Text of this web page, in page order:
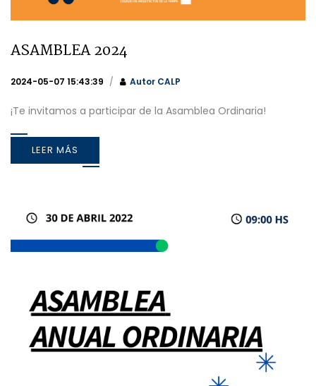
ASAMBLEA 2024
2024-05-07 15:43:39 Autor CALP
¡Te invitamos a participar de la Asamblea Ordinaria!
LEER MÁS